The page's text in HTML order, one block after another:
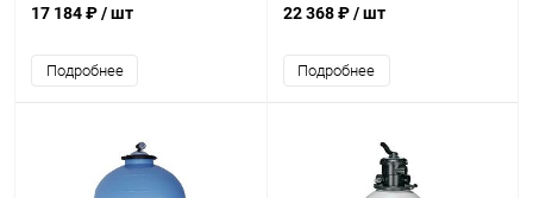
вентилем 1 1/2" (P-DG400)
17 184 ₽/ шт
Подробнее
вентилем 1 1/2" (WL-ADG400)
22 368 ₽/ шт
Подробнее